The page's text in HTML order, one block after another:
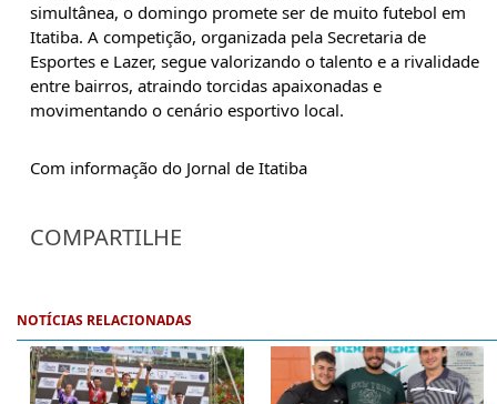
simultânea, o domingo promete ser de muito futebol em
Itatiba. A competição, organizada pela Secretaria de
Esportes e Lazer, segue valorizando o talento e a rivalidade
entre bairros, atraindo torcidas apaixonadas e
movimentando o cenário esportivo local.
Com informação do Jornal de Itatiba
COMPARTILHE
NOTÍCIAS RELACIONADAS